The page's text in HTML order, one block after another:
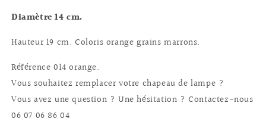
lampe
en
de
verre
14
cm.
lampe
en
de
verre
diamètre
14
Diamètre 14 cm.
Hauteur 19 cm. Coloris orange grains marrons.
Référence 014 orange.
Vous souhaitez remplacer votre chapeau de lampe ?
Vous avez une question ? Une hésitation ? Contactez-nous
06 07 06 86 04